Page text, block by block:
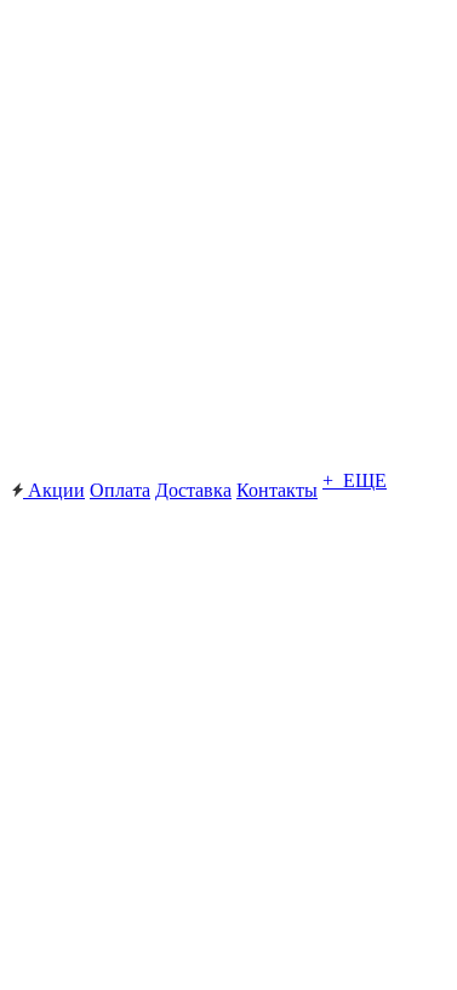
Акции Оплата Доставка Контакты + ЕЩЕ